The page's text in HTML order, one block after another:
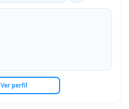
Ver perfil